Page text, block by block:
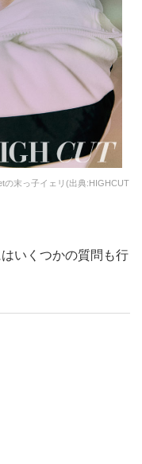
の末っ子イェリ(出典:HIGHCUT
いくつかの質問も行